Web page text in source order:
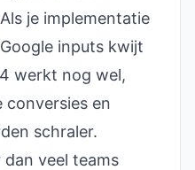
je implementatie
inputs kwijt
werkt nog wel,
conversies en
schraler.
dan veel teams